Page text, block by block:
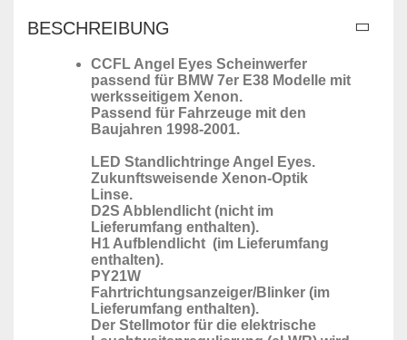
BESCHREIBUNG
CCFL Angel Eyes Scheinwerfer
passend für BMW 7er E38 Modelle mit
werksseitigem Xenon.
Passend für Fahrzeuge mit den
Baujahren 1998-2001.
LED Standlichtringe Angel Eyes.
Zukunftsweisende Xenon-Optik
Linse.
D2S Abblendlicht (nicht im
Lieferumfang enthalten).
H1 Aufblendlicht (im Lieferumfang
enthalten).
PY21W
Fahrtrichtungsanzeiger/Blinker (im
Lieferumfang enthalten).
Der Stellmotor für die elektrische